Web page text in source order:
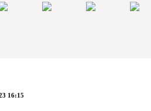
16:15